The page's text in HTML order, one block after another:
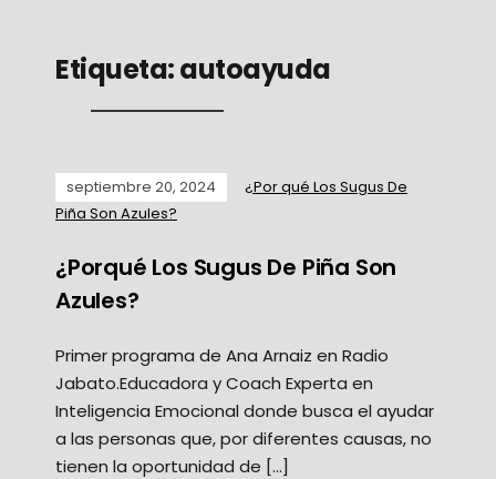
Etiqueta:autoayuda
septiembre 20, 2024
¿Por qué Los Sugus De
Piña Son Azules?
¿Porqué Los Sugus De Piña Son
Azules?
Primer programa de Ana Arnaiz en Radio
Jabato.Educadora y Coach Experta en
Inteligencia Emocional donde busca el ayudar
a las personas que, por diferentes causas, no
tienen la oportunidad de […]